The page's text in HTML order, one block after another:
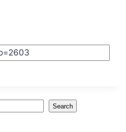
Search